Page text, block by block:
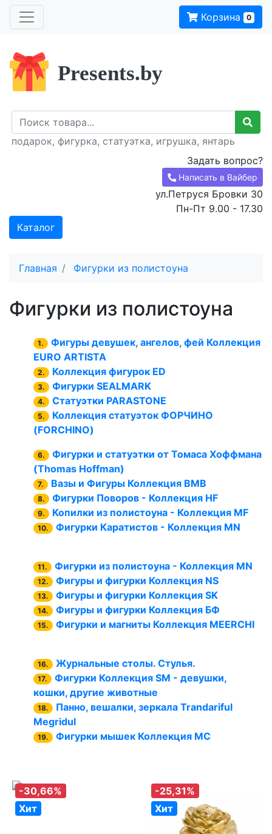
Корзина 0
Presents.by
подарок, фигурка, статуэтка, игрушка, янтарь
Задать вопрос?
Написать в Вайбер
ул.Петруся Бровки 30
Пн-Пт 9.00 - 17.30
Каталог
Главная Фигурки из полистоуна
Фигурки из полистоуна
1.
Фигуры девушек, ангелов, фей Коллекция
EURO ARTISTA
2. Коллекция фигурок ED
3. Фигурки SEALMARK
4. Статуэтки PARASTONE
5.
Коллекция статуэток ФОРЧИНО
(FORCHINO)
6.
Фигурки и статуэтки от Томаса Хоффмана
(Thomas Hoffman)
7. Вазы и Фигуры Коллекция BMB
8. Фигурки Поворов - Коллекция HF
9. Копилки из полистоуна - Коллекция MF
10. Фигурки Каратистов - Коллекция MN
11. Фигурки из полистоуна - Коллекция MN
12. Фигуры и фигурки Коллекция NS
13. Фигуры и фигурки Коллекция SK
14. Фигуры и фигурки Коллекция БФ
15. Фигурки и магниты Коллекция MEERCHI
16. Журнальные столы. Стулья.
17.
Фигурки Коллекция SM - девушки,
кошки, другие животные
18.
Панно, вешалки, зеркала Trandariful
Megridul
19. Фигурки мышек Коллекция MC
-30,66%
Хит
-25,31%
Хит